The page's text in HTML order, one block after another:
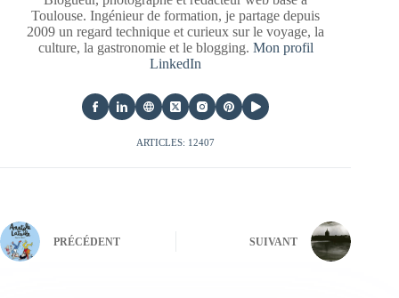
Toulouse. Ingénieur de formation, je partage depuis
2009 un regard technique et curieux sur le voyage, la
culture, la gastronomie et le blogging. Mon profil
LinkedIn
ARTICLES: 12407
PRÉCÉDENT SUIVANT